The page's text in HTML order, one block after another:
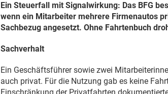
Ein Steuerfall mit Signalwirkung: Das BFG
wenn ein Mitarbeiter mehrere Firmenautos
Sachbezug angesetzt. Ohne Fahrtenbuch
Sachverhalt
Ein Geschäftsführer sowie zwei
auch privat. Für die Nutzung gab es keine